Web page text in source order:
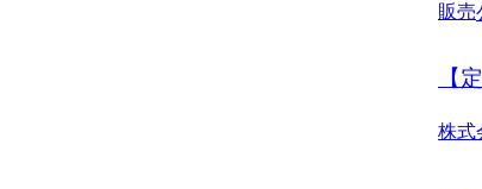
販売
【
株式